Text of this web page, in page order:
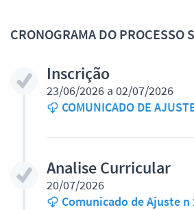
CRONOGRAMA DO PROCESSO
Inscrição
23/06/2026 a 02/07/2026
COMUNICADO DE
Analise Curricular
20/07/2026
Comunicado de Ajuste n